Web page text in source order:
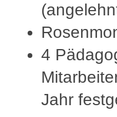
4
Jahr